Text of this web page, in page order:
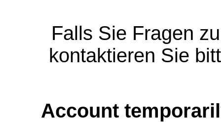
Falls Sie Fragen
kontaktieren Sie
Account